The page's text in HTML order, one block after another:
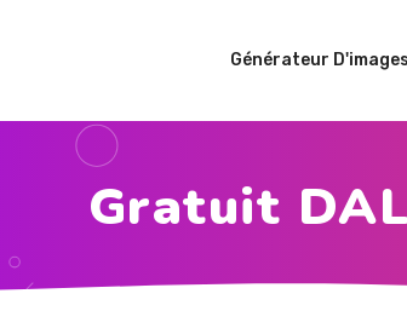
Générateur D'images
Gratuit